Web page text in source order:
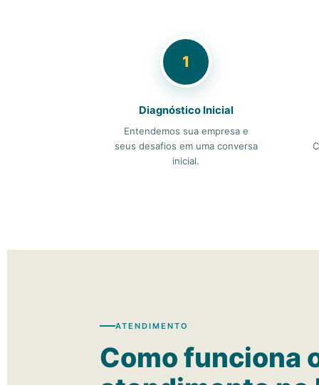
1
Diagnóstico Inicial
Entendemos sua empresa e
seus desafios em uma conversa
inicial.
ATENDIMENTO
Como funciona